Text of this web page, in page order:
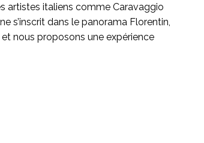
artistes italiens comme Caravaggio
s’inscrit dans le panorama Florentin,
nous proposons une expérience